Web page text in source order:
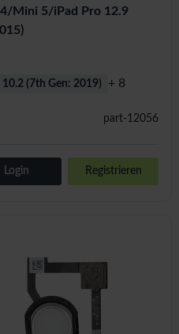
Mini 5/iPad Pro 12.9
part-12056
(7th Gen: 2019) + 8
Login Registrieren